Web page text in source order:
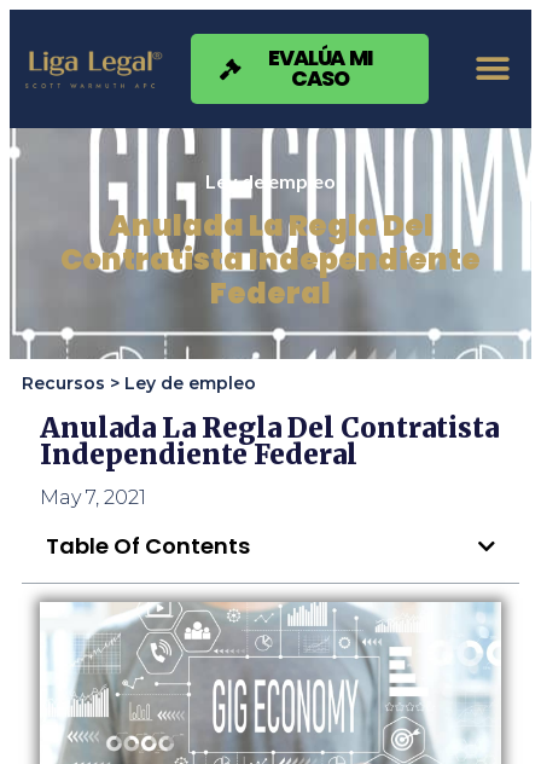
Nota:
sitio
web
de
accesibilidad.
EVALÚA MI
CASO
Ley de empleo
Anulada La Regla Del
Contratista Independiente
Federal
Recursos > Ley de empleo
Anulada La Regla Del Contratista
Independiente Federal
May 7, 2021
Table Of Contents